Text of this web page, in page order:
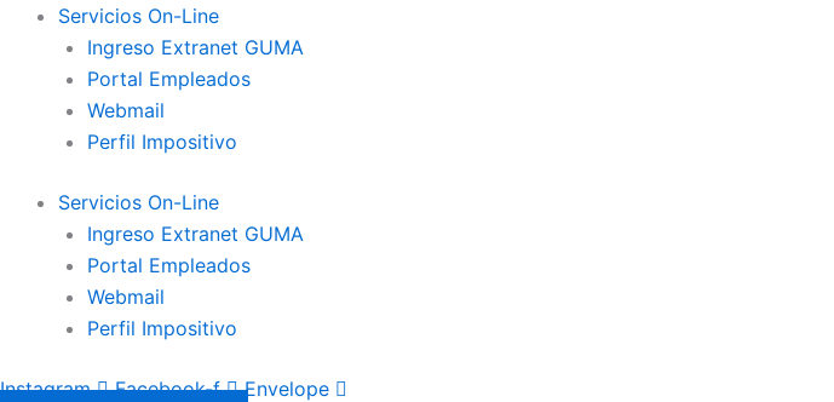
contenido
Servicios On-Line
Ingreso Extranet GUMA
Portal Empleados
Webmail
Perfil Impositivo
Servicios On-Line
Ingreso Extranet GUMA
Portal Empleados
Webmail
Perfil Impositivo
Instagram Facebook-f
Envelope